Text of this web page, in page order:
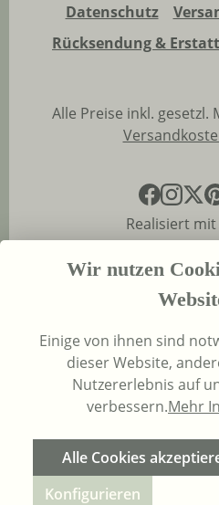
Datenschutz
Rücksendung &
Alle Preise inkl. gesetzl.
Realisiert mit
Wir nutzen
Einige von ihnen sind
dieser Website,
Nutzererlebnis auf
verbessern.Mehr
Alle Cookies
Konfigurieren